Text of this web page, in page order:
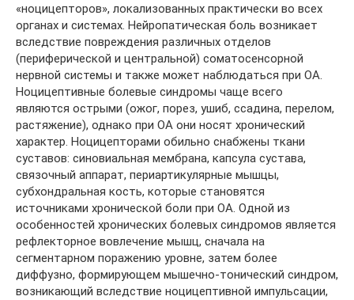
«ноцицепторов», локализованных практически во всех
органах и системах. Нейропатическая боль возникает
вследствие повреждения различных отделов
(периферической и центральной) соматосенсорной
нервной системы и также может наблюдаться при ОА.
Ноцицептивные болевые синдромы чаще всего
являются острыми (ожог, порез, ушиб, ссадина, перелом,
растяжение), однако при ОА они носят хронический
характер. Ноцицепторами обильно снабжены ткани
суставов: синовиальная мембрана, капсула сустава,
связочный аппарат, периартикулярные мышцы,
субхондральная кость, которые становятся
источниками хронической боли при ОА. Одной из
особенностей хронических болевых синдромов является
рефлекторное вовлечение мышц, сначала на
сегментарном поражению уровне, затем более
диффузно, формирующем мышечно-тонический синдром,
возникающий вследствие ноцицептивной импульсации,